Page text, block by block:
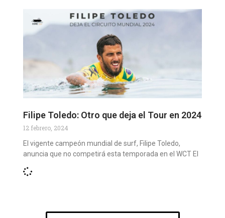
Filipe Toledo: Otro que deja el Tour en 2024
12 febrero, 2024
El vigente campeón mundial de surf, Filipe Toledo,
anuncia que no competirá esta temporada en el WCT El